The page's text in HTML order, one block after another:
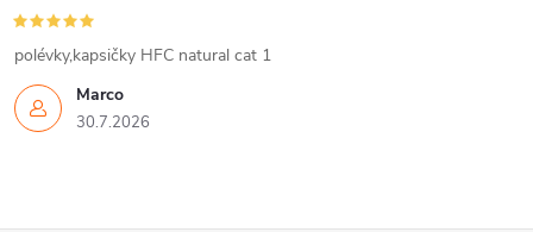
Marco
30.7.2026
polévky,kapsičky HFC natural cat 1